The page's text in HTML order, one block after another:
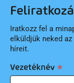
Iratkozz fel a
elküldjük neked
híreit.
Vezetéknév